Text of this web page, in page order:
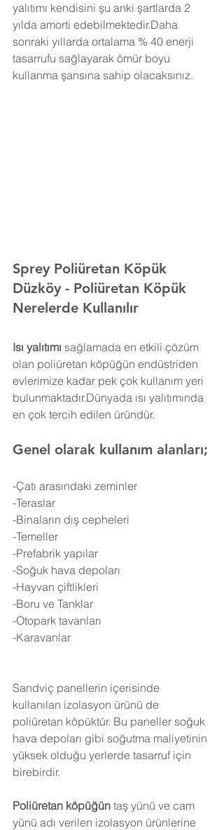
yalıtımı kendisini şu anki şartlarda 2
yılda amorti edebilmektedir.Daha
sonraki yıllarda ortalama % 40 enerji
tasarrufu sağlayarak ömür boyu
kullanma şansına sahip olacaksınız.
Sprey Poliüretan Köpük
Düzköy - Poliüretan Köpük
Nerelerde Kullanılır
Isı yalıtımı sağlamada en etkili çözüm
olan poliüretan köpüğün endüstriden
evlerimize kadar pek çok kullanım yeri
bulunmaktadır.Dünyada ısı yalıtımında
en çok tercih edilen üründür.
Genel olarak kullanım alanları;
-Çatı arasındaki zeminler
-Teraslar
-Binaların dış cepheleri
-Temeller
-Prefabrik yapılar
-Soğuk hava depoları
-Hayvan çiftlikleri
-Boru ve Tanklar
-Otopark tavanları
-Karavanlar
Sandviç panellerin içerisinde
kullanılan izolasyon ürünü de
poliüretan köpüktür. Bu paneller soğuk
hava depoları gibi soğutma maliyetinin
yüksek olduğu yerlerde tasarruf için
birebirdir.
Poliüretan köpüğün taş yünü ve cam
yünü adı verilen izolasyon ürünlerine